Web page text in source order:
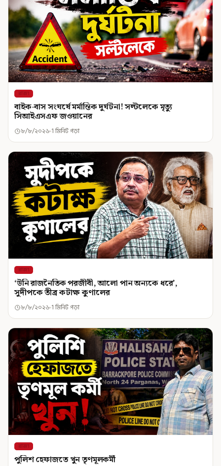
রাজ্য
বাইক-বাস সংঘর্ষে মর্মান্তিক দুর্ঘটনা! সল্টলেকে মৃত্যু
সিআইএসএফ জওয়ানের
৮/৮/২০২৬ 1 মিনিট পড়া
রাজ্য
‘উনি রাজনৈতিক পরজীবী, আলো পান অন্যকে ধরে’,
সুদীপকে তীব্র কটাক্ষ কুণালের
৮/৮/২০২৬ 1 মিনিট পড়া
রাজ্য
পুলিশ হেফাজতে খুন তৃণমূলকর্মী